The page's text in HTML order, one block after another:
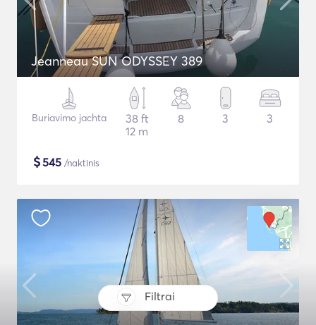
Filtrai
Jeanneau SUN ODYSSEY 389
Buriavimo jachta
38 ft
12 m
8 3 3
$545 /naktinis